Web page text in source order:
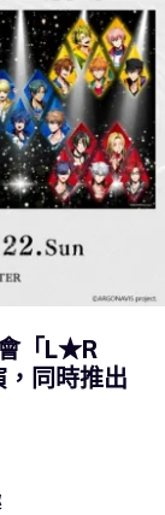
「L★R
同時推出